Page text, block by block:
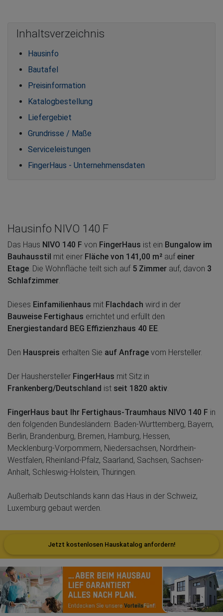
Inhaltsverzeichnis
Hausinfo
Bautafel
Preisinformation
Katalogbestellung
Liefergebiet
Grundrisse / Maße
Serviceleistungen
FingerHaus - Unternehmensdaten
Hausinfo NIVO 140 F
Das Haus NIVO 140 F von FingerHaus ist ein Bungalow im
Bauhausstil mit einer Fläche von 141,00 m² aufeiner
Etage . Die Wohnfläche teilt sich auf 5 Zimmer auf, davon 3
Schlafzimmer
Dieses Einfamilienhaus mit Flachdach wird in der
Bauweise Fertighaus errichtet und erfüllt den
Energiestandard BEG Effizienzhaus 40 EE
Den Hauspreis erhalten Sie auf Anfrage vom Hersteller.
Der Haushersteller FingerHaus mit Sitz in
Frankenberg/Deutschland ist seit 1820 aktiv
FingerHaus baut Ihr Fertighaus-Traumhaus NIVO 140 F in
den folgenden Bundesländern: Baden-Württemberg, Bayern,
Berlin, Brandenburg, Bremen, Hamburg, Hessen,
Mecklenburg-Vorpommern, Niedersachsen, Nordrhein-
Westfalen, Rheinland-Pfalz, Saarland, Sachsen, Sachsen-
Anhalt, Schleswig-Holstein, Thüringen.
Außerhalb Deutschlands kann das Haus in der Schweiz,
Luxemburg gebaut werden.
Jetzt kostenlosen Hauskatalog anfordern!